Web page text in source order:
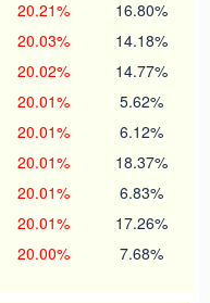
20.21% 16.80%
20.03% 14.18%
20.02% 14.77%
20.01% 5.62%
20.01% 6.12%
20.01% 18.37%
20.01% 6.83%
20.01% 17.26%
20.00% 7.68%